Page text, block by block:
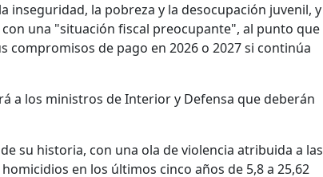
inseguridad, la pobreza y la desocupación juvenil, y
una "situación fiscal preocupante", al punto que
compromisos de pago en 2026 o 2027 si continúa
a los ministros de Interior y Defensa que deberán
su historia, con una ola de violencia atribuida a las
en los últimos cinco años de 5,8 a 25,62